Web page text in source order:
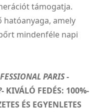
támogatja.
hatóanyaga, amely
mindenféle napi
PARIS -
- KIVÁLÓ FEDÉS: 100%-
ÉS EGYENLETES